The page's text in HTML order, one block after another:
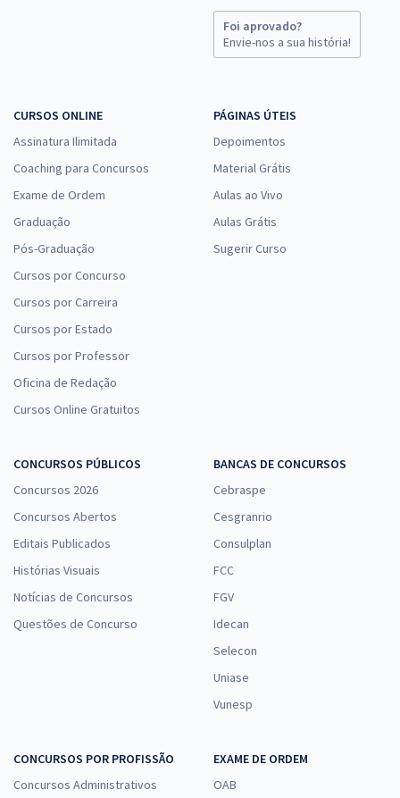
Foi aprovado?
Envie-nos a sua história!
CURSOS ONLINE
Assinatura Ilimitada
Coaching para Concursos
Exame de Ordem
Graduação
Pós-Graduação
Cursos por Concurso
Cursos por Carreira
Cursos por Estado
Cursos por Professor
Oficina de Redação
Cursos Online Gratuitos
PÁGINAS ÚTEIS
Depoimentos
Material Grátis
Aulas ao Vivo
Aulas Grátis
Sugerir Curso
CONCURSOS PÚBLICOS
Concursos 2026
Concursos Abertos
Editais Publicados
Histórias Visuais
Notícias de Concursos
Questões de Concurso
BANCAS DE CONCURSOS
Cebraspe
Cesgranrio
Consulplan
FCC
FGV
Idecan
Selecon
Uniase
Vunesp
CONCURSOS POR PROFISSÃO
Concursos Administrativos
EXAME DE ORDEM
OAB